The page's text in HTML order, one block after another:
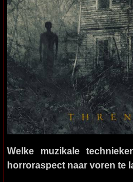
Welke muzikale
horroraspect naar voren te